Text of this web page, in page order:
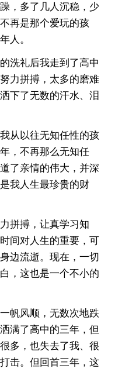
，多了几人沉稳，少
再是那个爱玩的孩
人。
洗礼后我走到了高中
力拼搏，太多的磨难
下了无数的汗水、泪
从以往无知任性的孩
，不再那么无知任
了亲情的伟大，并深
我人生最珍贵的财
拼搏，让真学习知
间对人生的重要，可
边流逝。现在，一切
，这也是一个不小的
帆风顺，无数次地跌
满了高中的三年，但
多，也失去了我、很
击。但回首三年，这